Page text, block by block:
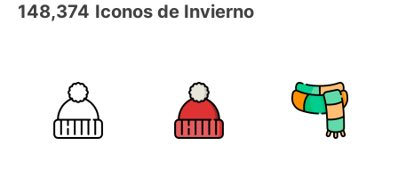
148,374 Iconos de Invierno